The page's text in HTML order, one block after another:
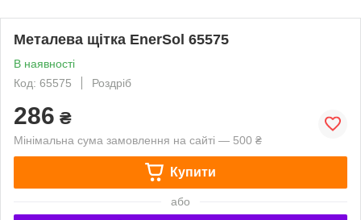
Металева щітка EnerSol 65575
В наявності
Код: 65575
Роздріб
286 ₴
Мінімальна сума замовлення на сайті — 500 ₴
Купити
або